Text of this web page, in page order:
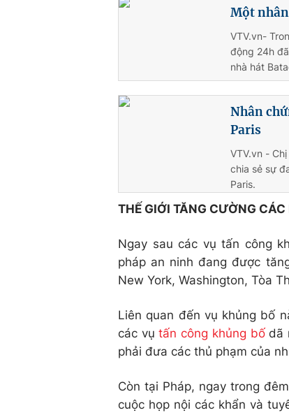
Một
VTV.vn-
động 24h
nhà hát
Nhân
Paris
VTV.vn -
chia sẻ sự
Paris.
THẾ GIỚI TĂNG CƯỜNG
Ngay sau các vụ tấn công
pháp an ninh đang được
New York, Washington, Tòa
Liên quan đến vụ khủng bố
các vụtấn công khủng bốdã
phải đưa các thủ phạm của
Còn tại Pháp, ngay trong
cuộc họp nội các khẩn và